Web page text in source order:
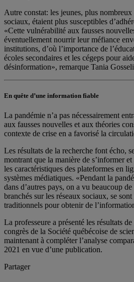
Autre constat: les jeunes, plus nombreux
sociaux, étaient plus susceptibles
«Cette vulnérabilité aux fausses
éventuellement nourrir leur méfiance
institutions, d’où l’importance de
écoles secondaires et les cégeps pour
désinformation», remarque Tania
En quête d’une information fiable
La pandémie n’a pas nécessairement
aux fausses nouvelles et aux théories
contexte de crise en a favorisé la
Les résultats de la recherche font écho,
montrant que la manière de s’informer
les caractéristiques des plateformes en
systèmes médiatiques. «Pendant la
dans d’autres pays, on a vu beaucoup
branchés sur les réseaux sociaux, se
traditionnels pour obtenir de
La professeure a présenté les résultats
congrès de la Société québécoise de
maintenant à compléter l’analyse
2021 en vue d’une publication.
Partager